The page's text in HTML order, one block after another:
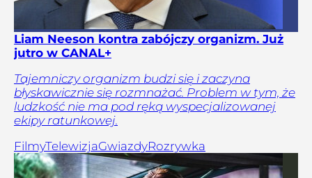
Liam Neeson kontra zabójczy organizm. Już
jutro w CANAL+
Tajemniczy organizm budzi się i zaczyna
błyskawicznie się rozmnażać. Problem w tym, że
ludzkość nie ma pod ręką wyspecjalizowanej
ekipy ratunkowej.
FilmyTelewizjaGwiazdyRozrywka